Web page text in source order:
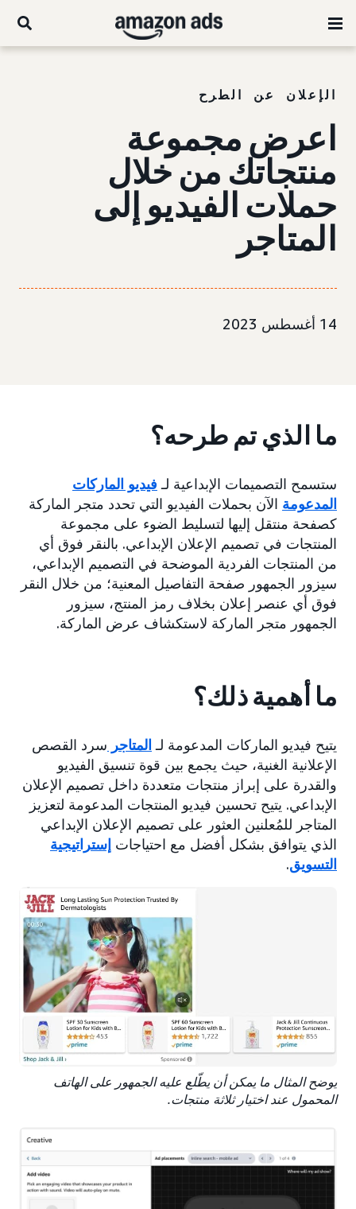
الإعلان عن الطرح
اعرض مجموعة
منتجاتك من خلال
حملات الفيديو إلى
المتاجر
14 أغسطس 2023
ما الذي تم طرحه؟
ستسمح التصميمات الإبداعية لـ فيديو الماركات
المدعومة الآن بحملات الفيديو التي تحدد متجر الماركة
كصفحة منتقل إليها لتسليط الضوء على مجموعة
المنتجات في تصميم الإعلان الإبداعي. بالنقر فوق أي
من المنتجات الفردية الموضحة في التصميم الإبداعي،
سيزور الجمهور صفحة التفاصيل المعنية؛ من خلال النقر
فوق أي عنصر إعلان بخلاف رمز المنتج، سيزور
الجمهور متجر الماركة لاستكشاف عرض الماركة.
ما أهمية ذلك؟
يتيح فيديو الماركات المدعومة لـ المتاجر سرد القصص
الإعلانية الغنية، حيث يجمع بين قوة تنسيق الفيديو
والقدرة على إبراز منتجات متعددة داخل تصميم الإعلان
الإبداعي. يتيح تحسين فيديو المنتجات المدعومة لتعزيز
المتاجر للمُعلنين العثور على تصميم الإعلان الإبداعي
الذي يتوافق بشكل أفضل مع احتياجات إستراتيجية
التسويق.
يوضح المثال ما يمكن أن يطّلع عليه الجمهور على الهاتف
المحمول عند اختيار ثلاثة منتجات.